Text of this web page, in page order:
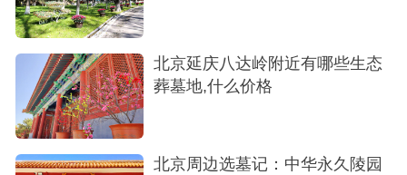
北京延庆八达岭附近有哪些生态
葬墓地,什么价格
北京周边选墓记：中华永久陵园